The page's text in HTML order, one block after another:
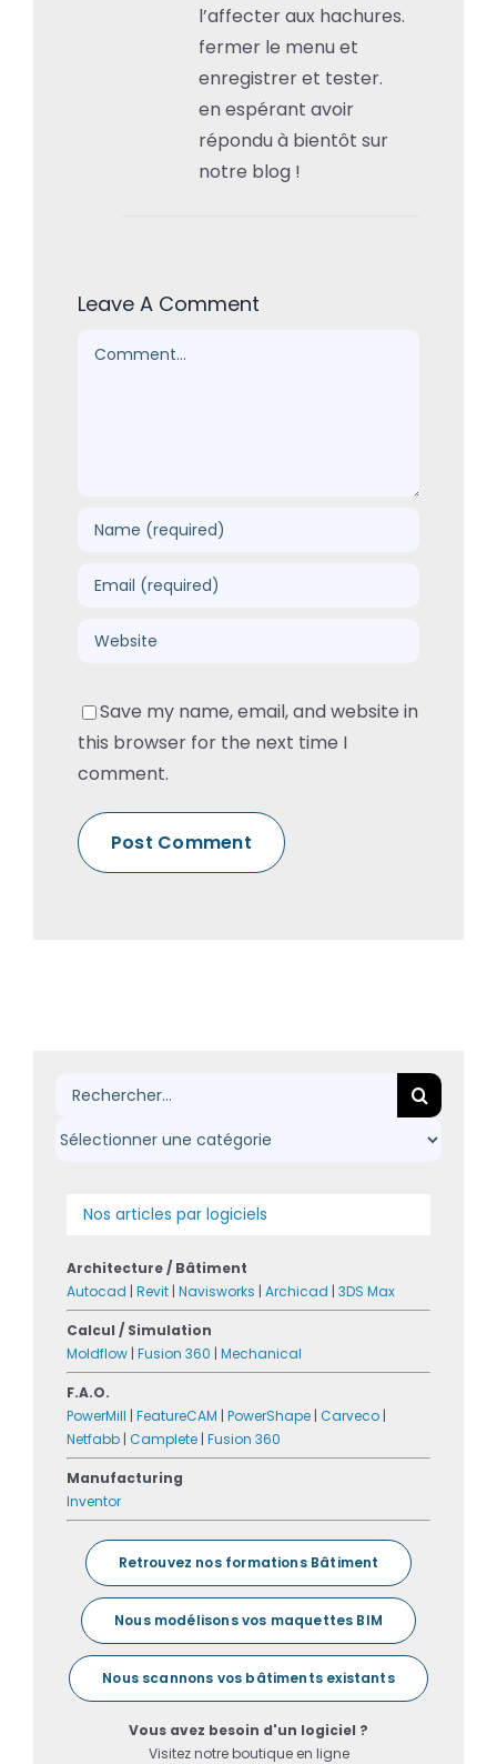
l’affecter aux hachures.
fermer le menu et
enregistrer et tester.
en espérant avoir
répondu à bientôt sur
notre blog !
Leave A Comment
Comment
Save my name, email, and website in
this browser for the next time I
comment.
Rechercher:
Nos articles par logiciels
Architecture / Bâtiment
Autocad | Revit | Navisworks | Archicad | 3DS Max
Calcul / Simulation
Moldflow | Fusion 360 | Mechanical
F.A.O.
PowerMill | FeatureCAM | PowerShape | Carveco |
Netfabb | Camplete | Fusion 360
Manufacturing
Inventor
Retrouvez nos formations Bâtiment
Nous modélisons vos maquettes BIM
Nous scannons vos bâtiments existants
Vous avez besoin d'un logiciel ?
Visitez notre boutique en ligne